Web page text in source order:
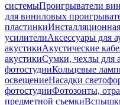
системыПроигрыватели
для виниловых
пластинки
усилителиАксессуары для
акустикиАкустические
акустикиСумки, чехлы для
фотостудииКольцевые
освещениеНасадки
фотостудииФотозонты,
предметной съемки